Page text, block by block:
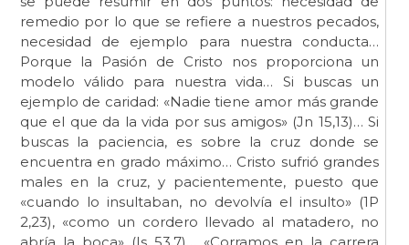
remedio por lo que se refiere a nuestros pecados,
necesidad de ejemplo para nuestra conducta…
Porque la Pasión de Cristo nos proporciona un
modelo válido para nuestra vida… Si buscas un
ejemplo de caridad: «Nadie tiene amor más grande
que el que da la vida por sus amigos» (Jn 15,13)… Si
buscas la paciencia, es sobre la cruz donde se
encuentra en grado máximo… Cristo sufrió grandes
males en la cruz, y pacientemente, puesto que
«cuando lo insultaban, no devolvía el insulto» (1P
2,23), «como un cordero llevado al matadero, no